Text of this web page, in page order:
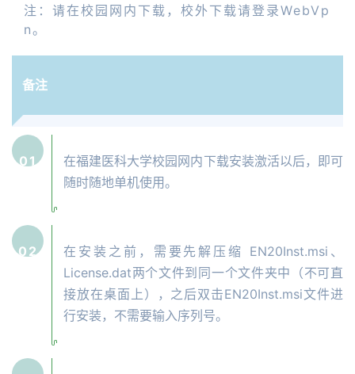
注：请在校园网内下载，校外下载请登录WebVp
n。
备注
01
在福建医科大学校园网内下载安装激活以后，即可
随时随地单机使用。
02
在安装之前，需要先解压缩 EN20Inst.msi、
License.dat两个文件到同一个文件夹中（不可直
接放在桌面上），之后双击EN20Inst.msi文件进
行安装，不需要输入序列号。